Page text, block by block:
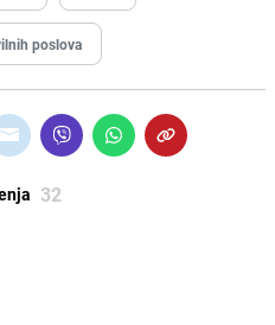
poslova
32